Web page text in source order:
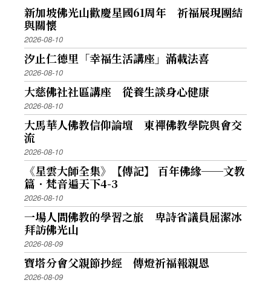
新加坡佛光山歡慶星國61周年 祈福展現團結
與關懷
2026-08-10
汐止仁德里「幸福生活講座」滿載法喜
2026-08-10
大慈佛社社區講座 從養生談身心健康
2026-08-10
大馬華人佛教信仰論壇 東禪佛教學院與會交
流
2026-08-10
《星雲大師全集》【傳記】 百年佛緣──文教
篇．梵音遍天下4-3
2026-08-10
一場人間佛教的學習之旅 卑詩省議員屈潔冰
拜訪佛光山
2026-08-09
寶塔分會父親節抄經 傳燈祈福報親恩
2026-08-09